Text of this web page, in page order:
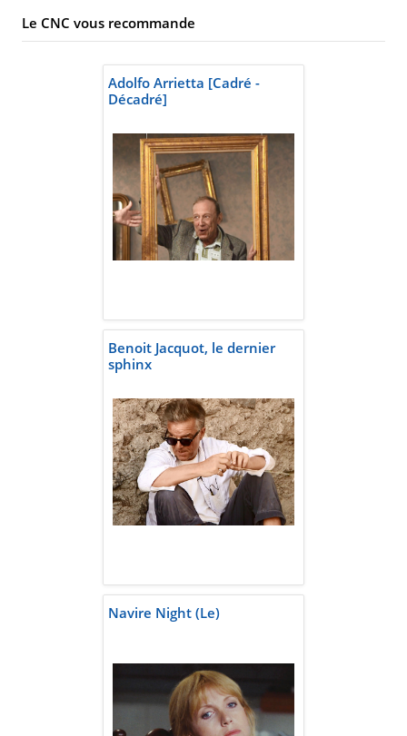
Le CNC vous recommande
Adolfo Arrietta [Cadré -
Décadré]
Benoit Jacquot, le dernier
sphinx
Navire Night (Le)